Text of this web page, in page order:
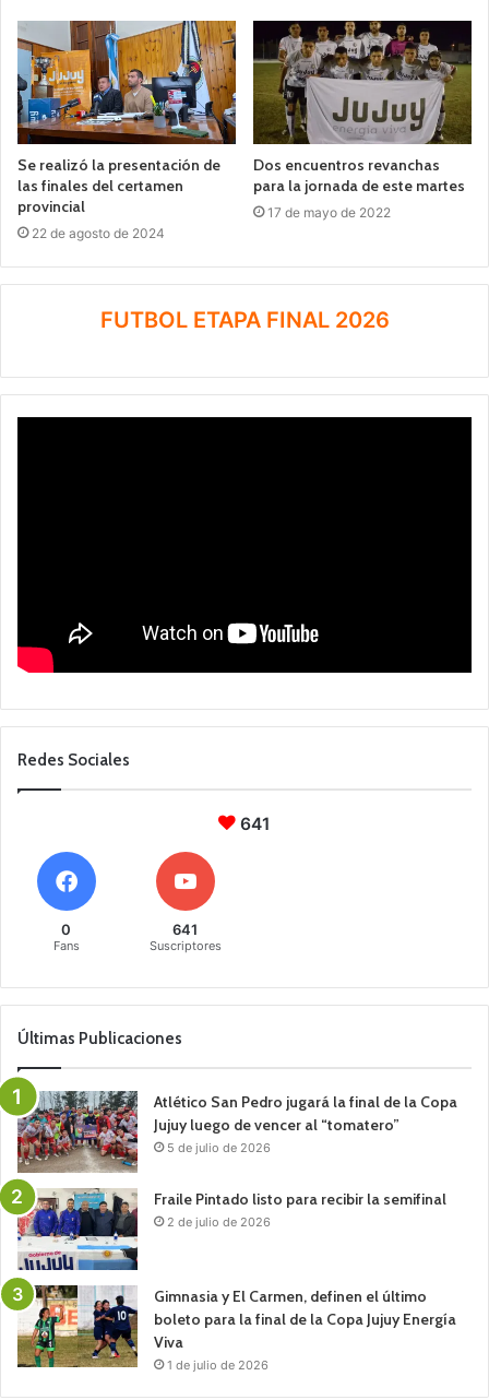
Se realizó la presentación de
las finales del certamen
provincial
22 de agosto de 2024
Dos encuentros revanchas
para la jornada de este martes
17 de mayo de 2022
FUTBOL ETAPA FINAL 2026
Redes Sociales
641
0
Fans
641
Suscriptores
Últimas Publicaciones
Atlético San Pedro jugará la final de la Copa
Jujuy luego de vencer al “tomatero”
5 de julio de 2026
Fraile Pintado listo para recibir la semifinal
2 de julio de 2026
Gimnasia y El Carmen, definen el último
boleto para la final de la Copa Jujuy Energía
Viva
1 de julio de 2026